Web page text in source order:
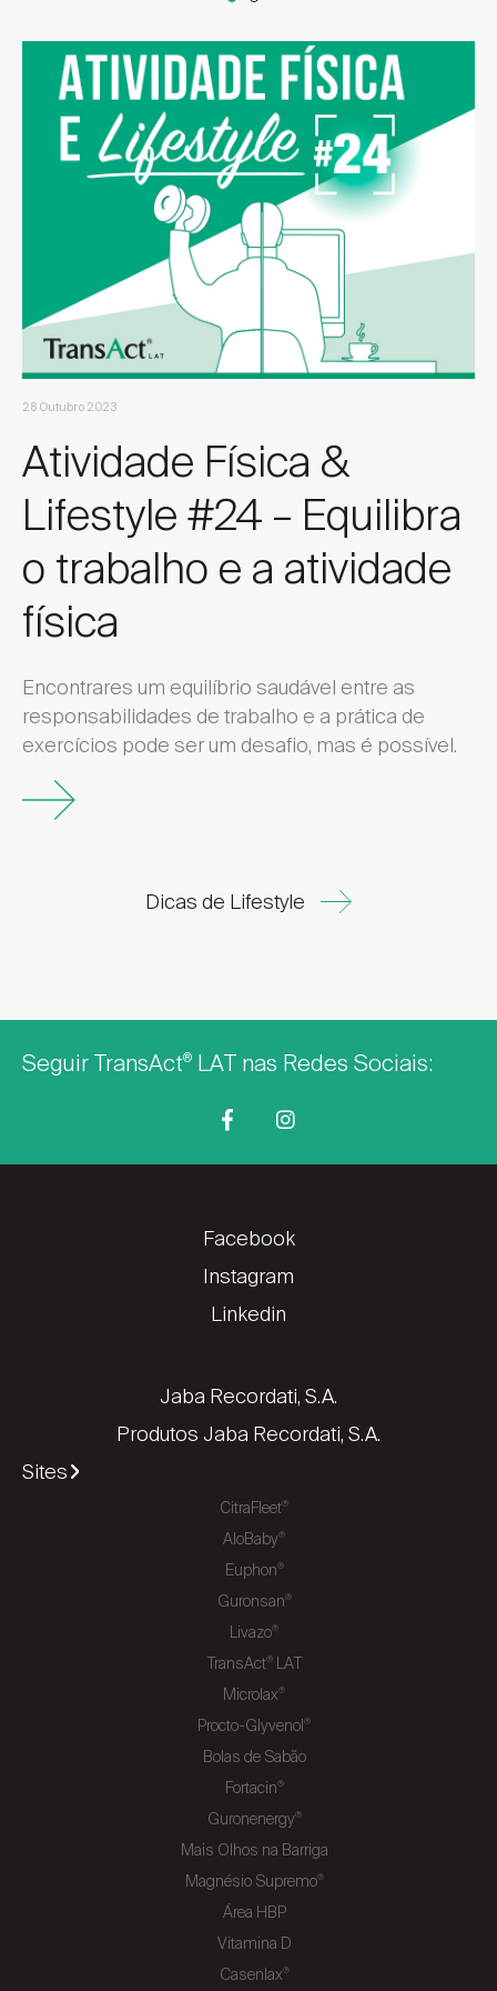
Encontrar local de venda
Escolher Distrito ...
Encontrar local de venda
Dicas de Lifestyle
28 Outubro 2023
Atividade Física &
Lifestyle #24 – Equilibra
o trabalho e a atividade
física
Encontrares um equilíbrio saudável entre as
responsabilidades de trabalho e a prática de
exercícios pode ser um desafio, mas é possível.
Seguir TransAct® LAT nas Redes Sociais:
Facebook
Instagram
Linkedin
Jaba Recordati, S.A.
Produtos Jaba Recordati, S.A.
Sites
CitraFleet®
AloBaby®
Euphon®
Guronsan®
Livazo®
TransAct®LAT
Microlax®
Procto-Glyvenol®
Bolas de Sabão
Fortacin®
Guronenergy®
Mais Olhos na Barriga
Magnésio Supremo®
Área HBP
Vitamina D
Casenlax®